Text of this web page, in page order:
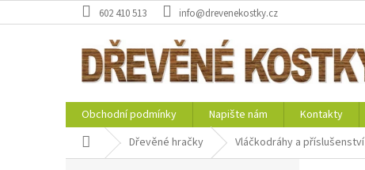
na
602 410 513 info@drevenekostky.cz
Obchodní podmínky Napište nám Kontakty
Domů Dřevěné hračky Vláčkodráhy a příslušenství